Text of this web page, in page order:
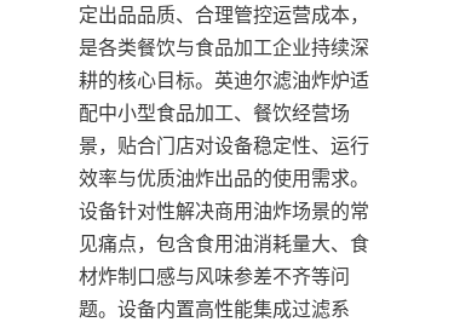
定出品品质、合理管控运营成本，
是各类餐饮与食品加工企业持续深
耕的核心目标。英迪尔滤油炸炉适
配中小型食品加工、餐饮经营场
景，贴合门店对设备稳定性、运行
效率与优质油炸出品的使用需求。
设备针对性解决商用油炸场景的常
见痛点，包含食用油消耗量大、食
材炸制口感与风味参差不齐等问
题。设备内置高性能集成过滤系